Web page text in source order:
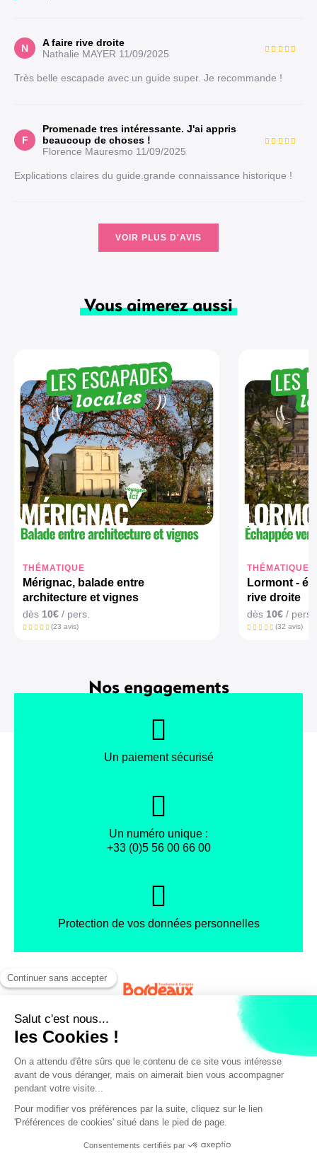
N
A faire rive droite
Nathalie MAYER 11/09/2025
Très belle escapade avec un guide super. Je recommande !
F
Promenade tres intéressante. J'ai appris
beaucoup de choses !
Florence Mauresmo 11/09/2025
Explications claires du guide.grande connaissance historique !
VOIR PLUS D'AVIS
Vous aimerez aussi
THÉMATIQUE
Mérignac, balade entre
architecture et vignes
dès 10€ / pers.
(23 avis)
THÉMATIQUE
Lormont -
rive droite
dès 10€ / pers.
(32 avis)
Nos engagements
Un paiement sécurisé
Un numéro unique :
+33 (0)5 56 00 66 00
Protection de vos données personnelles
Mentions légales
Conditions générales de vente
Politique de confidentialité
© Office de Tourisme et des Congrès de Bordeaux Métropole
/ pers.